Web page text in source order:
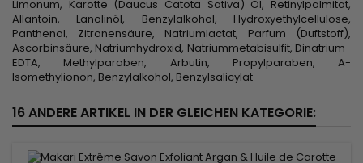
Limonum, Karotte (Daucus Catota Sativa) Öl, Retinylpalmitat,
Allantoin, Lanolinöl, Benzylalkohol, Hydroxyethylcellulose,
Panthenol, Zitronensäure, Natriumlactat, Parfum (Duftstoff),
Ascorbinsäure, Natriumhydroxid, Natriummetabisulfit, Dinatrium-
EDTA, Methylparaben, Arbutin, Propylparaben, A-
Isomethylionon, Benzylalkohol, Benzylsalicylat
16 ANDERE ARTIKEL IN DER GLEICHEN KATEGORIE: